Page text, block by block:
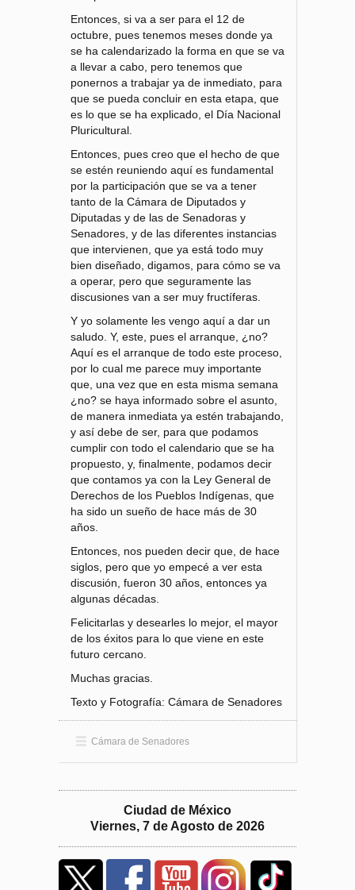
Entonces, si va a ser para el 12 de
octubre, pues tenemos meses donde ya
se ha calendarizado la forma en que se va
a llevar a cabo, pero tenemos que
ponernos a trabajar ya de inmediato, para
que se pueda concluir en esta etapa, que
es lo que se ha explicado, el Día Nacional
Pluricultural.
Entonces, pues creo que el hecho de que
se estén reuniendo aquí es fundamental
por la participación que se va a tener
tanto de la Cámara de Diputados y
Diputadas y de las de Senadoras y
Senadores, y de las diferentes instancias
que intervienen, que ya está todo muy
bien diseñado, digamos, para cómo se va
a operar, pero que seguramente las
discusiones van a ser muy fructíferas.
Y yo solamente les vengo aquí a dar un
saludo. Y, este, pues el arranque, ¿no?
Aquí es el arranque de todo este proceso,
por lo cual me parece muy importante
que, una vez que en esta misma semana
¿no? se haya informado sobre el asunto,
de manera inmediata ya estén trabajando,
y así debe de ser, para que podamos
cumplir con todo el calendario que se ha
propuesto, y, finalmente, podamos decir
que contamos ya con la Ley General de
Derechos de los Pueblos Indígenas, que
ha sido un sueño de hace más de 30
años.
Entonces, nos pueden decir que, de hace
siglos, pero que yo empecé a ver esta
discusión, fueron 30 años, entonces ya
algunas décadas.
Felicitarlas y desearles lo mejor, el mayor
de los éxitos para lo que viene en este
futuro cercano.
Muchas gracias.
Texto y Fotografía: Cámara de Senadores
Cámara de Senadores
Ciudad de México
Viernes, 7 de Agosto de 2026